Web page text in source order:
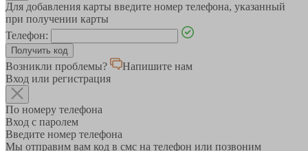
Для добавления карты введите номер телефона, указанный
при получении карты
Телефон:
Возникли проблемы?
Напишите нам
Вход или регистрация
По номеру телефона
Вход с паролем
Введите номер телефона
Мы отправим вам код в смс на телефон или позвоним